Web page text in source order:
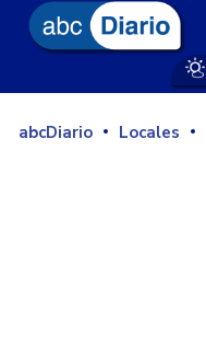
abcDiario Locales